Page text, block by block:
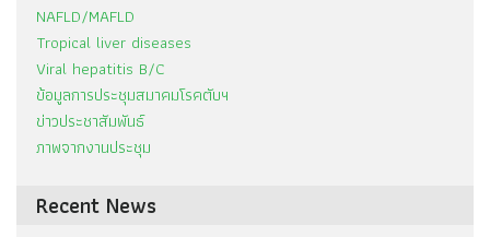
NAFLD/MAFLD
Tropical liver diseases
Viral hepatitis B/C
ข้อมูลการประชุมสมาคมโรคตับฯ
ข่าวประชาสัมพันธ์
ภาพจากงานประชุม
Recent News